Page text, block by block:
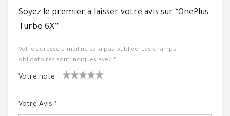
Soyez le premier à laisser votre avis sur “OnePlus
Turbo 6X”
Votre adresse e-mail ne sera pas publiée. Les champs
obligatoires sont indiqués avec *
Votre note
Votre Avis *